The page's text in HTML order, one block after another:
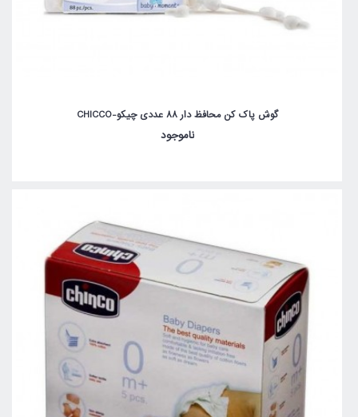
گوش پاک کن محافظ دار 88 عددی چیکو-CHICCO
ناموجود